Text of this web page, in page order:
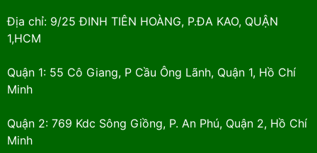
Địa chỉ: 9/25 ĐINH TIÊN HOÀNG, P.ĐA KAO, QUẬN
1,HCM
Quận 1: 55 Cô Giang, P Cầu Ông Lãnh, Quận 1, Hồ Chí
Minh
Quận 2: 769 Kdc Sông Giồng, P. An Phú, Quận 2, Hồ Chí
Minh